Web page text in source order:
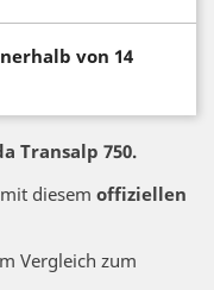
von 14
Transalp 750.
diesem offiziellen
Vergleich zum